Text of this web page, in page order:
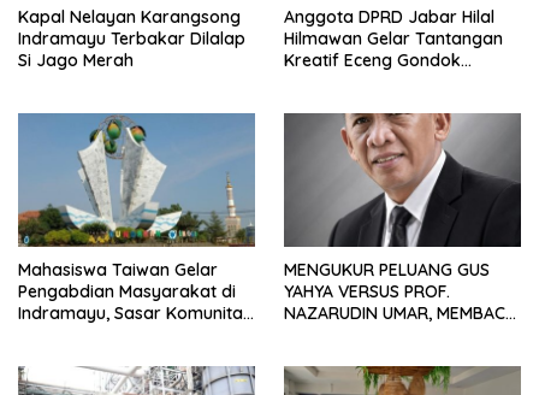
Kapal Nelayan Karangsong
Indramayu Terbakar Dilalap
Si Jago Merah
Anggota DPRD Jabar Hilal
Hilmawan Gelar Tantangan
Kreatif Eceng Gondok
Mahasiswa Taiwan Gelar
Pengabdian Masyarakat di
Indramayu, Sasar Komunitas
MENGUKUR PELUANG GUS
YAHYA VERSUS PROF.
NAZARUDIN UMAR, MEMBACA